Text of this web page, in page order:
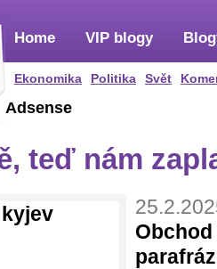
Home
Ekonomika Politika Svět
VIP blogy
Adsense
teď nám